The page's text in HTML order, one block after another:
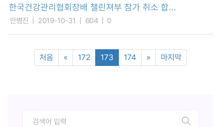
한국건강관리협회장배 챌린져부 참가 취소 합...
안병진 2019-10-31 604 0
처음 « 172 173 174 » 마지막